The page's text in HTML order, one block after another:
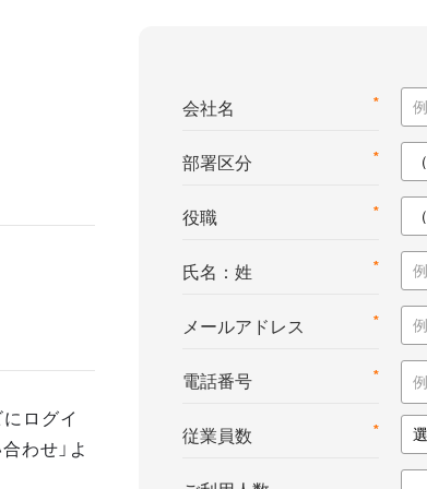
ログイ
わせ」よ
*
会社名
*
部署区分
*
役職
*
氏名：姓
*
メールアドレス
*
電話番号
*
従業員数